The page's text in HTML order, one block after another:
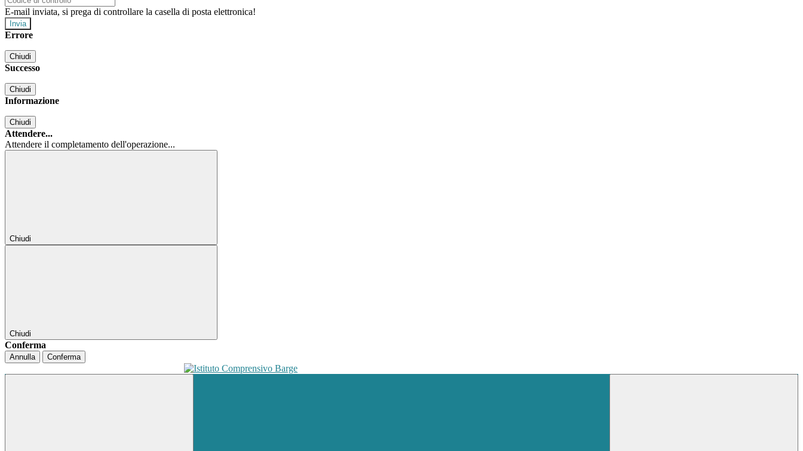
E-mail inviata, si prega di controllare la casella di posta elettronica!
Errore
Chiudi
Successo
Chiudi
Informazione
Chiudi
Attendere...
Attendere il completamento dell'operazione...
Chiudi
Chiudi
Conferma
Annulla Conferma